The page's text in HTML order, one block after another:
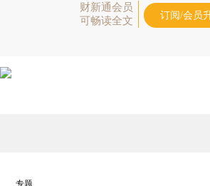
财新通会员
可畅读全文
订阅/会员
专题